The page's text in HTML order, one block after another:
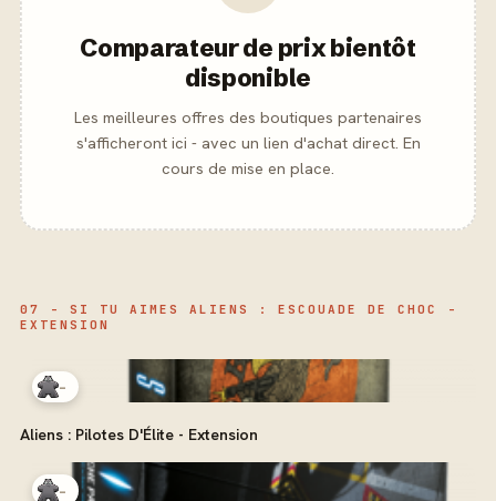
Comparateur de prix bientôt
disponible
Les meilleures offres des boutiques partenaires
s'afficheront ici - avec un lien d'achat direct. En
cours de mise en place.
07 - SI TU AIMES ALIENS : ESCOUADE DE CHOC -
EXTENSION
-
Aliens : Pilotes D'Élite - Extension
-